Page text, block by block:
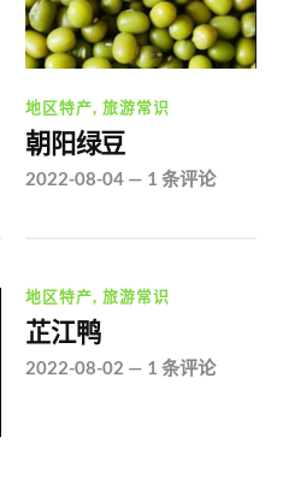
地区特产,旅游常识
朝阳绿豆
2022-08-04 — 1 条评论
地区特产,旅游常识
芷江鸭
2022-08-02 — 1 条评论